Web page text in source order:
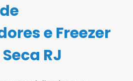
e Freezer
RJ